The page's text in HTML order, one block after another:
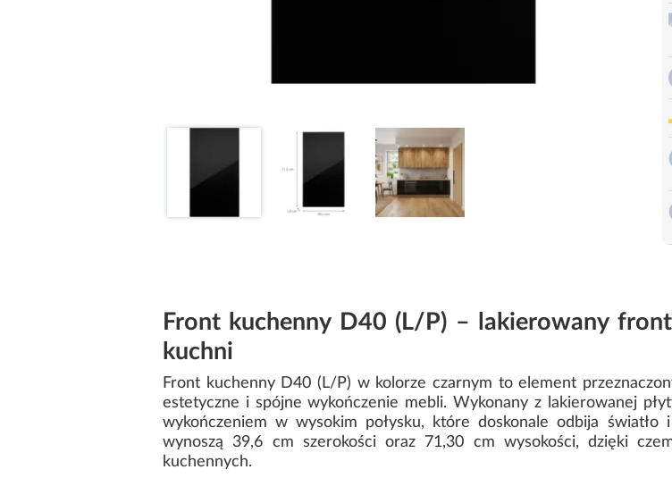
Front kuchenny D40 (L/P) – lakierowany
kuchni
Front kuchenny D40 (L/P) w kolorze czarnym to element
estetyczne i spójne wykończenie mebli. Wykonany z lakierowanej
wykończeniem w wysokim połysku, które doskonale odbija
wynoszą 39,6 cm szerokości oraz 71,30 cm wysokości, dzięki
kuchennych.